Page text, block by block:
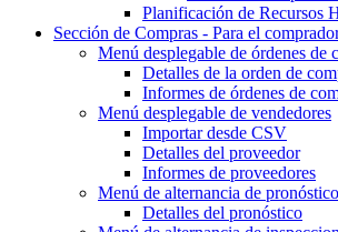
Planificación de Recursos
Sección de Compras - Para el
Menú desplegable de órdenes de
Detalles de la orden de
Informes de órdenes de
Menú desplegable de vendedores
Importar desde CSV
Detalles del proveedor
Informes de proveedores
Menú de alternancia de
Detalles del pronóstico